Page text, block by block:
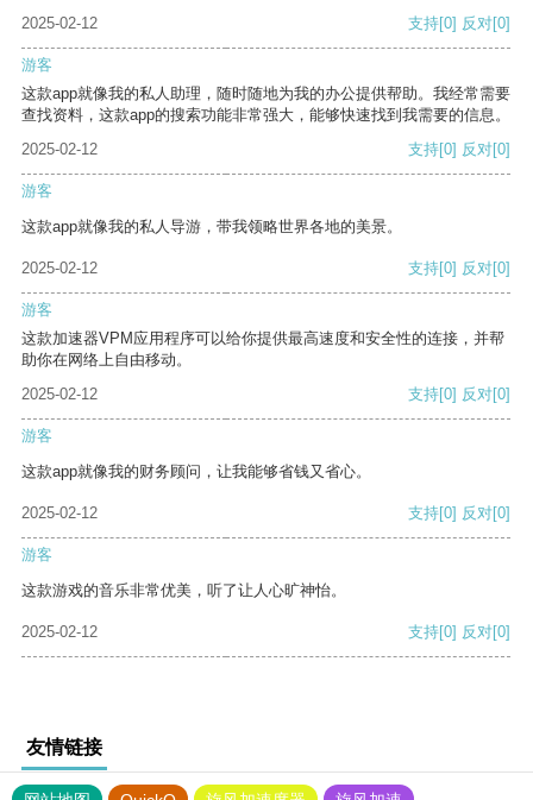
2025-02-12
支持[0] 反对[0]
游客
这款app就像我的私人助理，随时随地为我的办公提供帮助。我经常需要
查找资料，这款app的搜索功能非常强大，能够快速找到我需要的信息。
2025-02-12
支持[0] 反对[0]
游客
这款app就像我的私人导游，带我领略世界各地的美景。
2025-02-12 支持[0] 反对[0]
游客
这款加速器VPM应用程序可以给你提供最高速度和安全性的连接，并帮
助你在网络上自由移动。
2025-02-12
支持[0] 反对[0]
游客
这款app就像我的财务顾问，让我能够省钱又省心。
2025-02-12 支持[0] 反对[0]
游客
这款游戏的音乐非常优美，听了让人心旷神怡。
2025-02-12 支持[0] 反对[0]
友情链接